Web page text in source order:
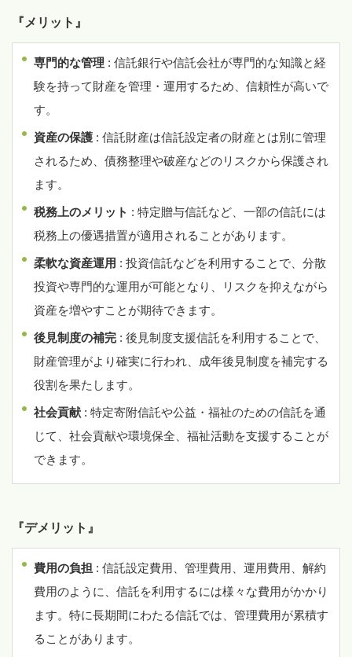
『メリット』
専門的な管理 : 信託銀行や信託会社が専門的な知識と経
験を持って財産を管理・運用するため、信頼性が高いで
す。
資産の保護 : 信託財産は信託設定者の財産とは別に管理
されるため、債務整理や破産などのリスクから保護され
ます。
税務上のメリット : 特定贈与信託など、一部の信託には
税務上の優遇措置が適用されることがあります。
柔軟な資産運用 : 投資信託などを利用することで、分散
投資や専門的な運用が可能となり、リスクを抑えながら
資産を増やすことが期待できます。
後見制度の補完 : 後見制度支援信託を利用することで、
財産管理がより確実に行われ、成年後見制度を補完する
役割を果たします。
社会貢献 : 特定寄附信託や公益・福祉のための信託を通
じて、社会貢献や環境保全、福祉活動を支援することが
できます。
『デメリット』
費用の負担 : 信託設定費用、管理費用、運用費用、解約
費用のように、信託を利用するには様々な費用がかかり
ます。特に長期間にわたる信託では、管理費用が累積す
ることがあります。